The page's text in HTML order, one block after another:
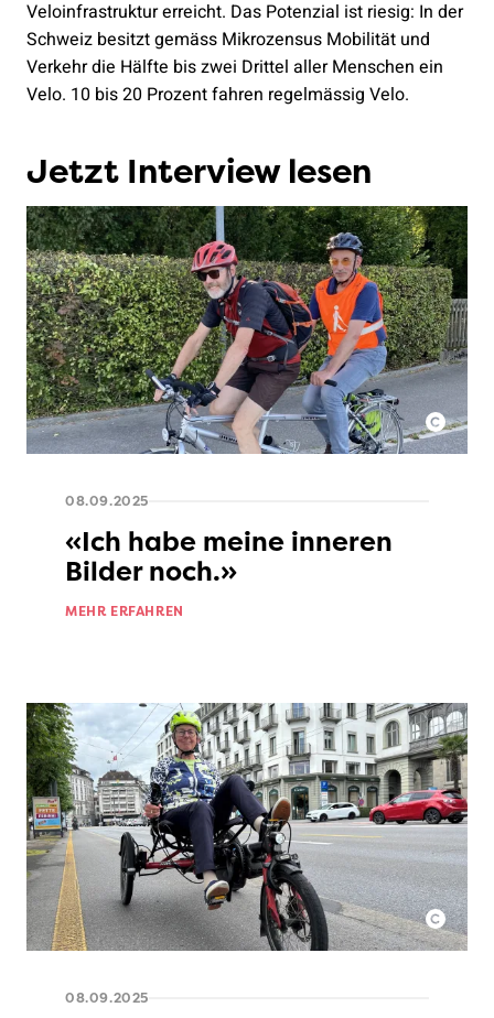
Veloinfrastruktur erreicht. Das Potenzial ist riesig: In der
Schweiz besitzt gemäss Mikrozensus Mobilität und
Verkehr die Hälfte bis zwei Drittel aller Menschen ein
Velo. 10 bis 20 Prozent fahren regelmässig Velo.
Jetzt Interview lesen
08.09.2025
«Ich habe meine inneren
Bilder noch.»
MEHR ERFAHREN
08.09.2025